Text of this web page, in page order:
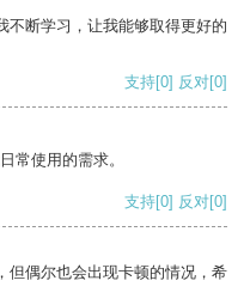
不断学习，让我能够取得更好的
支持[0] 反对[0]
常使用的需求。
支持[0] 反对[0]
但偶尔也会出现卡顿的情况，希